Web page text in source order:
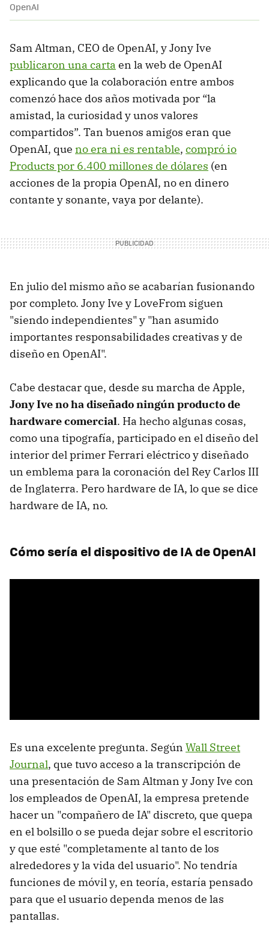
OpenAI
Sam Altman, CEO de OpenAI, y Jony Ive
publicaron una carta en la web de OpenAI
explicando que la colaboración entre ambos
comenzó hace dos años motivada por “la
amistad, la curiosidad y unos valores
compartidos”. Tan buenos amigos eran que
OpenAI, que no era ni es rentable, compró io
Products por 6.400 millones de dólares (en
acciones de la propia OpenAI, no en dinero
contante y sonante, vaya por delante).
En julio del mismo año se acabarían fusionando
por completo. Jony Ive y LoveFrom siguen
"siendo independientes" y "han asumido
importantes responsabilidades creativas y de
diseño en OpenAI".
Cabe destacar que, desde su marcha de Apple,
Jony Ive no ha diseñado ningún producto de
hardware comercial. Ha hecho algunas cosas,
como una tipografía, participado en el diseño del
interior del primer Ferrari eléctrico y diseñado
un emblema para la coronación del Rey Carlos III
de Inglaterra. Pero hardware de IA, lo que se dice
hardware de IA, no.
Cómo sería el dispositivo de IA de OpenAI
Es una excelente pregunta. Según Wall Street
Journal, que tuvo acceso a la transcripción de
una presentación de Sam Altman y Jony Ive con
los empleados de OpenAI, la empresa pretende
hacer un "compañero de IA" discreto, que quepa
en el bolsillo o se pueda dejar sobre el escritorio
y que esté "completamente al tanto de los
alrededores y la vida del usuario". No tendría
funciones de móvil y, en teoría, estaría pensado
para que el usuario dependa menos de las
pantallas.